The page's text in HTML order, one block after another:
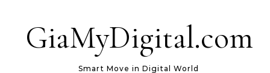
GiaMyDigital.com
Smart Move in Digital World